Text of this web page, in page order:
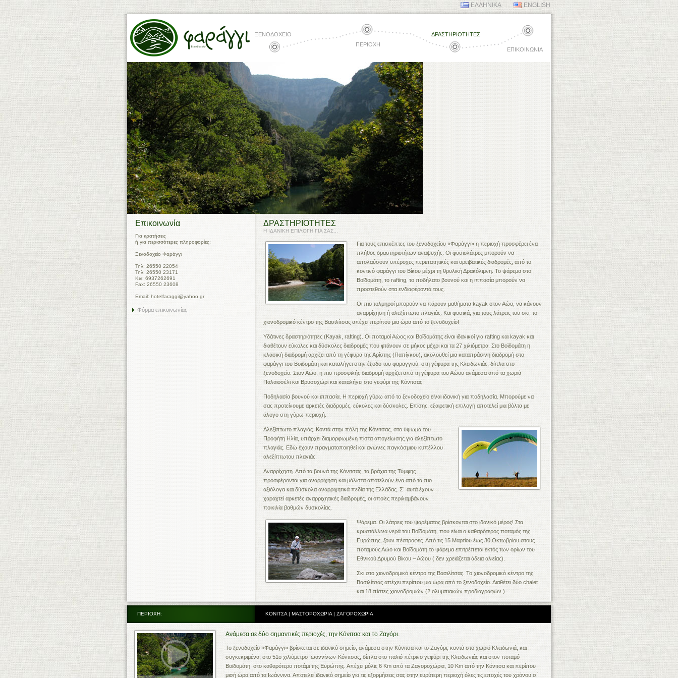
ΕΛΛΗΝΙΚΑ ENGLISH
ΞΕΝΟΔΟΧΕΙΟ
ΠΕΡΙΟΧΗ
ΔΡΑΣΤΗΡΙΟΤΗΤΕΣ
ΕΠΙΚΟΙΝΩΝΙΑ
Επικοινωνία
Για κρατήσεις
ή για περισσότερες πληροφορίες:
Ξενοδοχείο Φαράγγι
Τηλ: 26550 22054
Τηλ: 26550 23171
Κιν: 6937262691
Fax: 26550 23608
Email: hotelfaraggi@yahoo.gr
Φόρμα επικοινωνίας
ΔΡΑΣΤΗΡΙΟΤΗΤΕΣ
Η ΙΔΑΝΙΚΗ ΕΠΙΛΟΓΗ ΓΙΑ ΣΑΣ...
Για τους επισκέπτες του ξενοδοχείου «Φαράγγι» η περιοχή προσφέρει ένα
πλήθος δραστηριοτήτων αναψυχής. Οι φυσιολάτρες μπορούν να
απολαύσουν υπέροχες περιπατητικές και ορειβατικές διαδρομές, από το
κοντινό φαράγγι του Βίκου μέχρι τη θρυλική Δρακόλιμνη. Το ψάρεμα στο
Βοϊδομάτη, το rafting, το ποδήλατο βουνού και η ιππασία μπορούν να
προστεθούν στα ενδιαφέροντά τους.
Οι πιο τολμηροί μπορούν να πάρουν μαθήματα kayak στον Αώο, να κάνουν
αναρρίχηση ή αλεξίπτωτο πλαγιάς. Και φυσικά, για τους λάτρεις του σκι, το
χιονοδρομικό κέντρο της Βασιλίτσας απέχει περίπου μια ώρα από το ξενοδοχείο!
Υδάτινες δραστηριότητες (Kayak, rafting). Οι ποταμοί Αώος και Βοϊδομάτης είναι ιδανικοί για rafting και kayak και
διαθέτουν εύκολες και δύσκολες διαδρομές που φτάνουν σε μήκος μέχρι και τα 27 χιλιόμετρα. Στο Βοϊδομάτη η
κλασική διαδρομή αρχίζει από τη γέφυρα της Αρίστης (Παπίγκου), ακολουθεί μια καταπράσινη διαδρομή στο
φαράγγι του Βοϊδομάτη και καταλήγει στην έξοδο του φαραγγιού, στη γέφυρα της Κλειδωνιάς, δίπλα στο
ξενοδοχείο. Στον Αώο, η πιο προσφιλής διαδρομή αρχίζει από τη γέφυρα του Αώου ανάμεσα από τα χωριά
Παλαιοσέλι και Βρυσοχώρι και καταλήγει στο γεφύρι της Κόνιτσας.
Ποδηλασία βουνού και ιππασία. Η περιοχή γύρω από το ξενοδοχείο είναι ιδανική για ποδηλασία. Μπορούμε να
σας προτείνουμε αρκετές διαδρομές, εύκολες και δύσκολες. Επίσης, εξαιρετική επιλογή αποτελεί μια βόλτα με
άλογο στη γύρω περιοχή.
Αλεξίπτωτο πλαγιάς. Κοντά στην πόλη της Κόνιτσας, στο ύψωμα του
Προφήτη Ηλία, υπάρχει διαμορφωμένη πίστα απογείωσης για αλεξίπτωτο
πλαγιάς. Εδώ έχουν πραγματοποιηθεί και αγώνες παγκόσμιου κυπέλλου
αλεξίπτωτου πλαγιάς.
Αναρρίχηση. Από τα βουνά της Κόνιτσας, τα βράχια της Τύμφης
προσφέρονται για αναρρίχηση και μάλιστα αποτελούν ένα από τα πιο
αξιόλογα και δύσκολα αναρριχητικά πεδία της Ελλάδας. Σ΄ αυτά έχουν
χαραχτεί αρκετές αναρριχητικές διαδρομές, οι οποίες περιλαμβάνουν
ποικιλία βαθμών δυσκολίας.
Ψάρεμα. Οι λάτρεις του ψαρέματος βρίσκονται στο ιδανικό μέρος! Στα
κρυστάλλινα νερά του Βοϊδομάτη, που είναι ο καθαρότερος ποταμός της
Ευρώπης, ζουν πέστροφες. Από τις 15 Μαρτίου έως 30 Οκτωβρίου στους
ποταμούς Αώο και Βοϊδομάτη το ψάρεμα επιτρέπεται εκτός των ορίων του
Εθνικού Δρυμού Βίκου – Αώου ( δεν χρειάζεται άδεια αλιείας).
Σκι στο χιονοδρομικό κέντρο της Βασιλίτσας. Το χιονοδρομικό κέντρο της
Βασιλίτσας απέχει περίπου μια ώρα από το ξενοδοχείο. Διαθέτει δύο chalet
και 18 πίστες χιονοδρομιών (2 ολυμπιακών προδιαγραφών ).
ΠΕΡΙΟΧΗ: ΚΟΝΙΤΣΑ | ΜΑΣΤΟΡΟΧΩΡΙΑ | ΖΑΓΟΡΟΧΩΡΙΑ
Ανάμεσα σε δύο σημαντικές περιοχές, την Κόνιτσα και το Ζαγόρι.
Το ξενοδοχείο «Φαράγγι» βρίσκεται σε ιδανικό σημείο, ανάμεσα στην Κόνιτσα και το Ζαγόρι, κοντά στο χωριό Κλειδωνιά, και
συγκεκριμένα, στο 51ο χιλιόμετρο Ιωαννίνων-Κόνιτσας, δίπλα στο παλιό πέτρινο γεφύρι της Κλειδωνιάς και στον ποταμό
Βοϊδομάτη, στο καθαρότερο ποτάμι της Ευρώπης. Απέχει μόλις 6 Km από τα Ζαγοροχώρια, 10 Km από την Κόνιτσα και περίπου
μισή ώρα από τα Ιωάννινα. Αποτελεί ιδανικό σημείο για τις εξορμήσεις σας στην ευρύτερη περιοχή όλες τις εποχές του χρόνου σ΄